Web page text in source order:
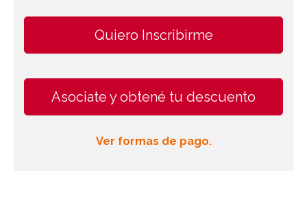
Quiero Inscribirme
Asociate y obtené tu descuento
Ver formas de pago.